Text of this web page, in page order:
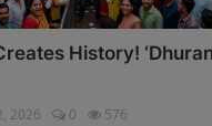
History!
2026 0 576